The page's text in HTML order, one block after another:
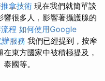
拿技術 現在我們就簡單談
很多人，影響著攝護腺的
程 如何使用Google
服務 我們已經提到，按摩
東方國家中被積極提及，
國等。